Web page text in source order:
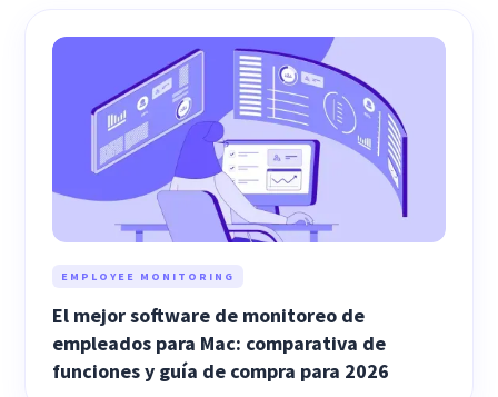
EMPLOYEE MONITORING
El mejor software de monitoreo de
empleados para Mac: comparativa de
funciones y guía de compra para 2026